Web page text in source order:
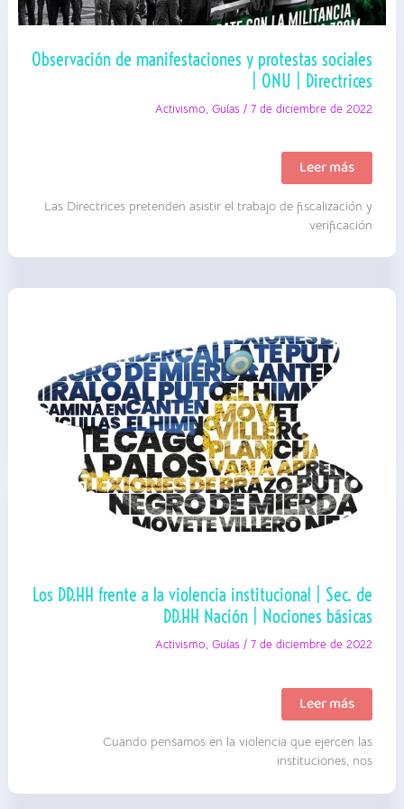
Observación de manifestaciones y protestas sociales
| ONU | Directrices
Activismo,Guías /7 de diciembre de 2022
Observación
de
manifestaciones
y
protestas
sociales
|
|
Leer más
Las Directrices pretenden asistir el trabajo de fiscalización y
verificación
Los DD.HH frente a la violencia institucional | Sec. de
DD.HH Nación | Nociones básicas
Activismo,Guías /7 de diciembre de 2022
Los
DD.HH
a
la
institucional
Leer más
Cuando pensamos en la violencia que ejercen las
instituciones, nos